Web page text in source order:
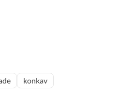
konkav